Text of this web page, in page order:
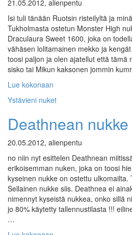
21.05.2012, alienpentu
Isi tuli tänään Ruotsin risteilyltä ja
Tukholmasta ostetun Monster High
Draculaura Sweet 1600, joka on
vähäsen lolitamainen mekko ja
toosi paljon ja olen ajatellut että tämä
sisko tai Mikun kaksonen jommin
Lue kokonaan
Ystävieni nuket
Deathnean nukke
20.05.2012, alienpentu
no niin nyt esittelen Deathnean
erikoisemman nuken, joka on toosi
kyseinen nukke on ostettu ulkomailta.
Sellainen nukke siis. Deathnea ei
nimennyt kyseistä nukkea, onko sillä
jo 80% käytetty tallennustilasta !!!
…